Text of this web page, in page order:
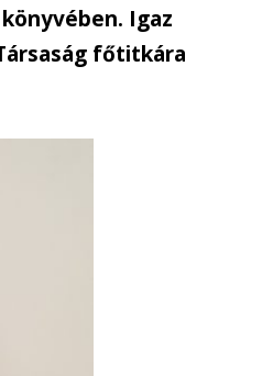
Igaz
főtitkára